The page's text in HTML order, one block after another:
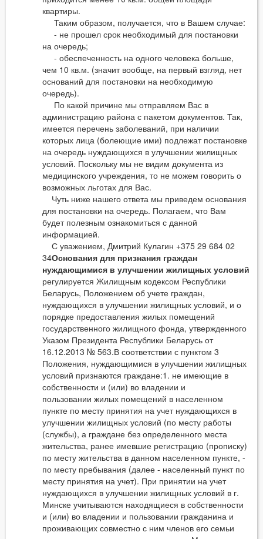
квартиры.
Таким образом, получается, что в Вашем случае:
- не прошел срок необходимый для постановки
на очередь;
- обеспеченность на одного человека больше,
чем 10 кв.м. (значит вообще, на первый взгляд, нет
оснований для постановки на необходимую
очередь).
По какой причине мы отправляем Вас в
администрацию района с пакетом документов. Так,
имеется перечень заболеваний, при наличии
которых лица (болеющие ими) подлежат постановке
на очередь нуждающихся в улучшении жилищных
условий. Поскольку мы не видим документа из
медицинского учреждения, то не можем говорить о
возможных льготах для Вас.
Чуть ниже нашего ответа мы приведем основания
для постановки на очередь. Полагаем, что Вам
будет полезным ознакомиться с данной
информацией.
С уважением, Дмитрий Кулагин +375 29 684 02
34Основания для признания граждан
нуждающимися в улучшении жилищных условий
регулируется Жилищным кодексом Республики
Беларусь, Положением об учете граждан,
нуждающихся в улучшении жилищных условий, и о
порядке предоставления жилых помещений
государственного жилищного фонда, утвержденного
Указом Президента Республики Беларусь от
16.12.2013 № 563.В соответствии с пунктом 3
Положения, нуждающимися в улучшении жилищных
условий признаются граждане:1. не имеющие в
собственности и (или) во владении и
пользовании жилых помещений в населенном
пункте по месту принятия на учет нуждающихся в
улучшении жилищных условий (по месту работы
(службы), а граждане без определенного места
жительства, ранее имевшие регистрацию (прописку)
по месту жительства в данном населенном пункте, -
по месту пребывания (далее - населенный пункт по
месту принятия на учет). При принятии на учет
нуждающихся в улучшении жилищных условий в г.
Минске учитываются находящиеся в собственности
и (или) во владении и пользовании гражданина и
проживающих совместно с ним членов его семьи